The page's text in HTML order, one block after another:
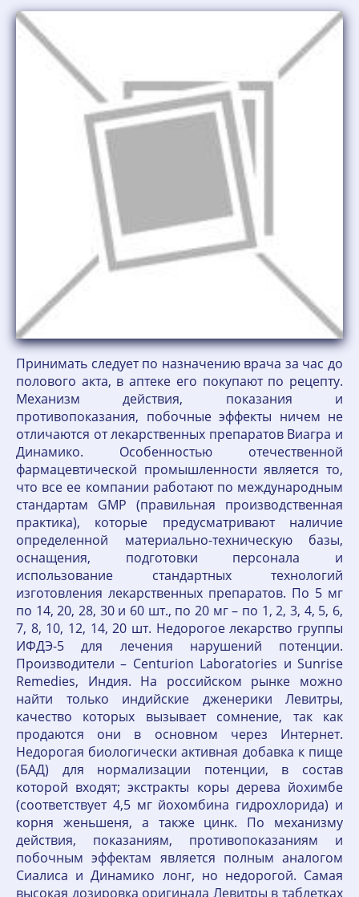
Принимать следует по назначению врача за час до
полового акта, в аптеке его покупают по рецепту.
Механизм действия, показания и
противопоказания, побочные эффекты ничем не
отличаются от лекарственных препаратов Виагра и
Динамико. Особенностью отечественной
фармацевтической промышленности является то,
что все ее компании работают по международным
стандартам GMP (правильная производственная
практика), которые предусматривают наличие
определенной материально-техническую базы,
оснащения, подготовки персонала и
использование стандартных технологий
изготовления лекарственных препаратов. По 5 мг
по 14, 20, 28, 30 и 60 шт., по 20 мг – по 1, 2, 3, 4, 5, 6,
7, 8, 10, 12, 14, 20 шт. Недорогое лекарство группы
ИФДЭ-5 для лечения нарушений потенции.
Производители – Centurion Laboratories и Sunrise
Remedies, Индия. На российском рынке можно
найти только индийские дженерики Левитры,
качество которых вызывает сомнение, так как
продаются они в основном через Интернет.
Недорогая биологически активная добавка к пище
(БАД) для нормализации потенции, в состав
которой входят; экстракты коры дерева йохимбе
(соответствует 4,5 мг йохомбина гидрохлорида) и
корня женьшеня, а также цинк. По механизму
действия, показаниям, противопоказаниям и
побочным эффектам является полным аналогом
Сиалиса и Динамико лонг, но недорогой. Самая
высокая дозировка оригинала Левитры в таблетках